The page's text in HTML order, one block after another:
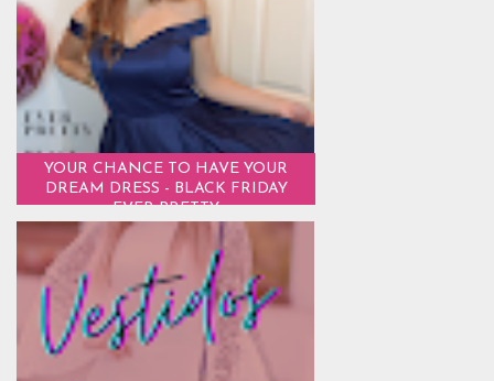
YOUR CHANCE TO HAVE YOUR
DREAM DRESS - BLACK FRIDAY
EVER PRETTY